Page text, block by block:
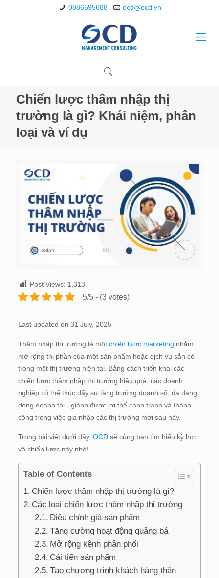
0886595688 ocd@ocd.vn
Chiến lược thâm nhập thị
trường là gì? Khái niệm, phân
loại và ví dụ
Post Views: 1,313
5/5 - (3 votes)
Last updated on 31 July, 2025
Thâm nhập thị trường là một chiến lược marketing nhằm
mở rộng thị phần của một sản phẩm hoặc dịch vụ sẵn có
trong một thị trường hiện tại. Bằng cách triển khai các
chiến lược thâm nhập thị trường hiệu quả, các doanh
nghiệp có thể thúc đẩy sự tăng trưởng doanh số, đa dạng
dòng doanh thu, giành được lợi thế cạnh tranh và thành
công trong việc gia nhập các thị trường mới sau này.
Trong bài viết dưới đây, OCDsẽ cùng bạn tìm hiểu kỹ hơn
về chiến lược này nhé!
Table of Contents
Chiến lược thâm nhập thị trường là gì?
Các loại chiến lược thâm nhập thị trường
Điều chỉnh giá sản phẩm
Tăng cường hoạt động quảng bá
Mở rộng kênh phân phối
Cải tiến sản phẩm
Tạo chương trình khách hàng thân